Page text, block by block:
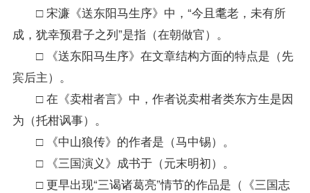
□ 宋濂《送东阳马生序》中，“今且耄老，未有所
成，犹幸预君子之列”是指（在朝做官）。
□ 《送东阳马生序》在文章结构方面的特点是（先
宾后主）。
□ 在《卖柑者言》中，作者说卖柑者类东方生是因
为（托柑讽事）。
□ 《中山狼传》的作者是（马中锡）。
□ 《三国演义》成书于（元末明初）。
□ 更早出现“三谒诸葛亮”情节的作品是（《三国志